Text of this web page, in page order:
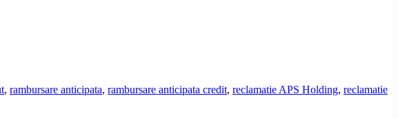
, rambursare anticipata, rambursare anticipata credit, reclamatie APS Holding, reclamatie